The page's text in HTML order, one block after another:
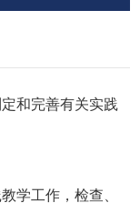
和完善有关实践
学工作，检查、